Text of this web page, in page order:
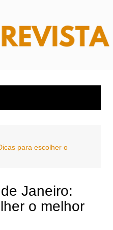
para escolher o
Janeiro:
o melhor